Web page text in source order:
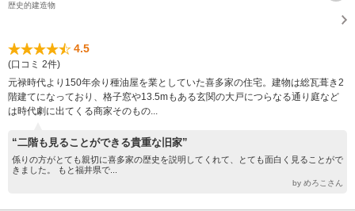
歴史的建造物
4.5
(口コミ 2件)
元禄時代より150年余り種油屋を業としていた喜多家の住宅。建物は総瓦葺き2
階建てになっており、格子窓や13.5mもある玄関の大戸につらなる通り庭など
は時代劇に出てくる商家そのもの...
“二階も見ることができる貴重な旧家”
係りの方がとても親切に喜多家の歴史を説明してくれて、とても面白く見ることがで
きました。 もと福井県で...
by めろこさん